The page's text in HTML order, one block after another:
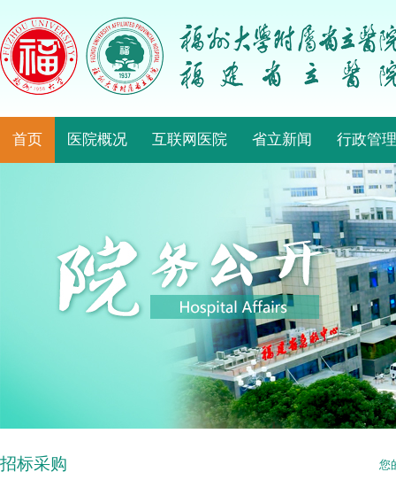
首页 医院概况 互联网医院 省立新闻 行政管理
招标采购 您